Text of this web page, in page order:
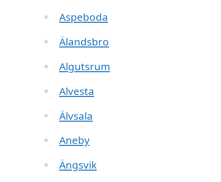
Aspeboda
Älandsbro
Algutsrum
Alvesta
Älvsala
Aneby
Ängsvik